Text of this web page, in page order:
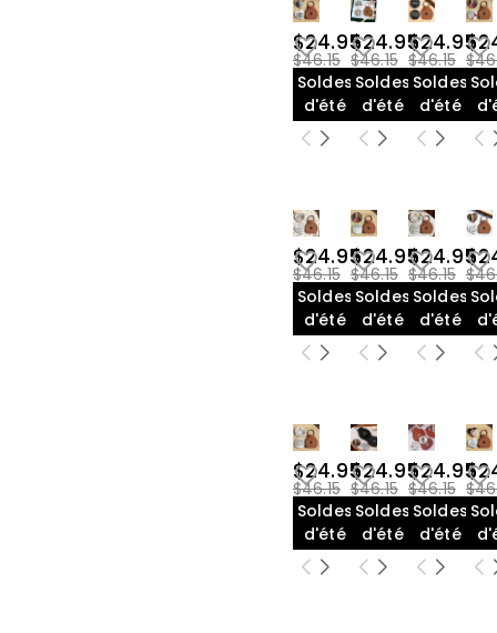
$24.95
$46.15
Soldes
d'été
$24.95
$46.15
Soldes
d'été
$24.95
$46.15
Soldes
d'été
$24.95
$46.15
Soldes
d'été
$24.95
$46.15
Soldes
d'été
$24.95
$46.15
Soldes
d'été
$24.95
$46.15
Soldes
d'été
$24.95
$46.15
Soldes
d'été
$24.95
$46.15
Soldes
d'été